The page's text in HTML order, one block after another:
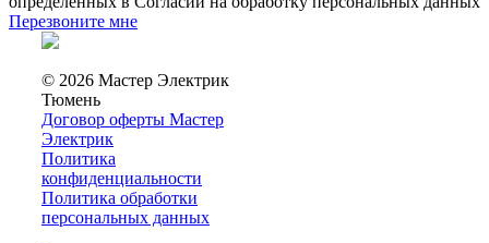
Перезвоните мне
© 2026 Мастер Электрик
Тюмень
Договор оферты Мастер
Электрик
Политика
конфиденциальности
Политика обработки
персональных данных